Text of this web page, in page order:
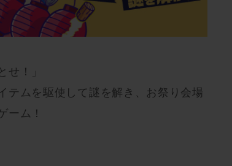
せ！」
テムを駆使して謎を解き、お祭り会場
ーム！